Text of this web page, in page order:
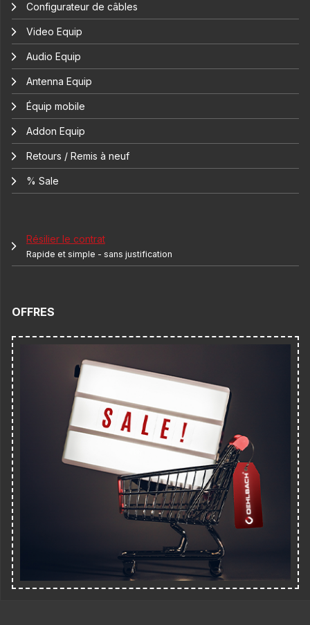
Configurateur de câbles
Video Equip
Audio Equip
Antenna Equip
Équip mobile
Addon Equip
Retours / Remis à neuf
% Sale
Résilier le contrat
Rapide et simple - sans justification
OFFRES